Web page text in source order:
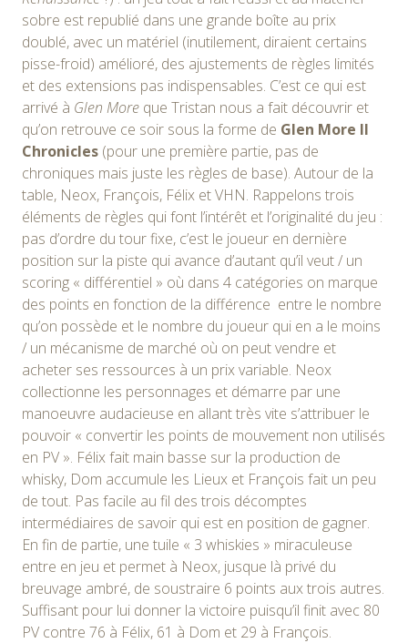
sobre est republié dans une grande boîte au prix
doublé, avec un matériel (inutilement, diraient certains
pisse-froid) amélioré, des ajustements de règles limités
et des extensions pas indispensables. C’est ce qui est
arrivé à Glen More que Tristan nous a fait découvrir et
qu’on retrouve ce soir sous la forme de Glen More II
Chronicles (pour une première partie, pas de
chroniques mais juste les règles de base). Autour de la
table, Neox, François, Félix et VHN. Rappelons trois
éléments de règles qui font l’intérêt et l’originalité du jeu :
pas d’ordre du tour fixe, c’est le joueur en dernière
position sur la piste qui avance d’autant qu’il veut / un
scoring « différentiel » où dans 4 catégories on marque
des points en fonction de la différence entre le nombre
qu’on possède et le nombre du joueur qui en a le moins
/ un mécanisme de marché où on peut vendre et
acheter ses ressources à un prix variable. Neox
collectionne les personnages et démarre par une
manoeuvre audacieuse en allant très vite s’attribuer le
pouvoir « convertir les points de mouvement non utilisés
en PV ». Félix fait main basse sur la production de
whisky, Dom accumule les Lieux et François fait un peu
de tout. Pas facile au fil des trois décomptes
intermédiaires de savoir qui est en position de gagner.
En fin de partie, une tuile « 3 whiskies » miraculeuse
entre en jeu et permet à Neox, jusque là privé du
breuvage ambré, de soustraire 6 points aux trois autres.
Suffisant pour lui donner la victoire puisqu’il finit avec 80
PV contre 76 à Félix, 61 à Dom et 29 à François.